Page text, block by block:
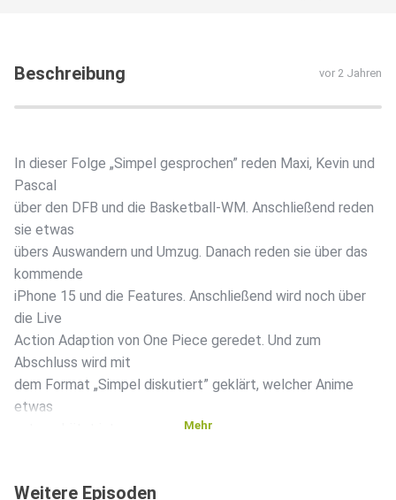
Beschreibung vor 2 Jahren
In dieser Folge „Simpel gesprochen” reden Maxi, Kevin und
Pascal
über den DFB und die Basketball-WM. Anschließend reden
sie etwas
übers Auswandern und Umzug. Danach reden sie über das
kommende
iPhone 15 und die Features. Anschließend wird noch über
die Live
Action Adaption von One Piece geredet. Und zum
Abschluss wird mit
dem Format „Simpel diskutiert” geklärt, welcher Anime
etwas
Mehr
Weitere Episoden